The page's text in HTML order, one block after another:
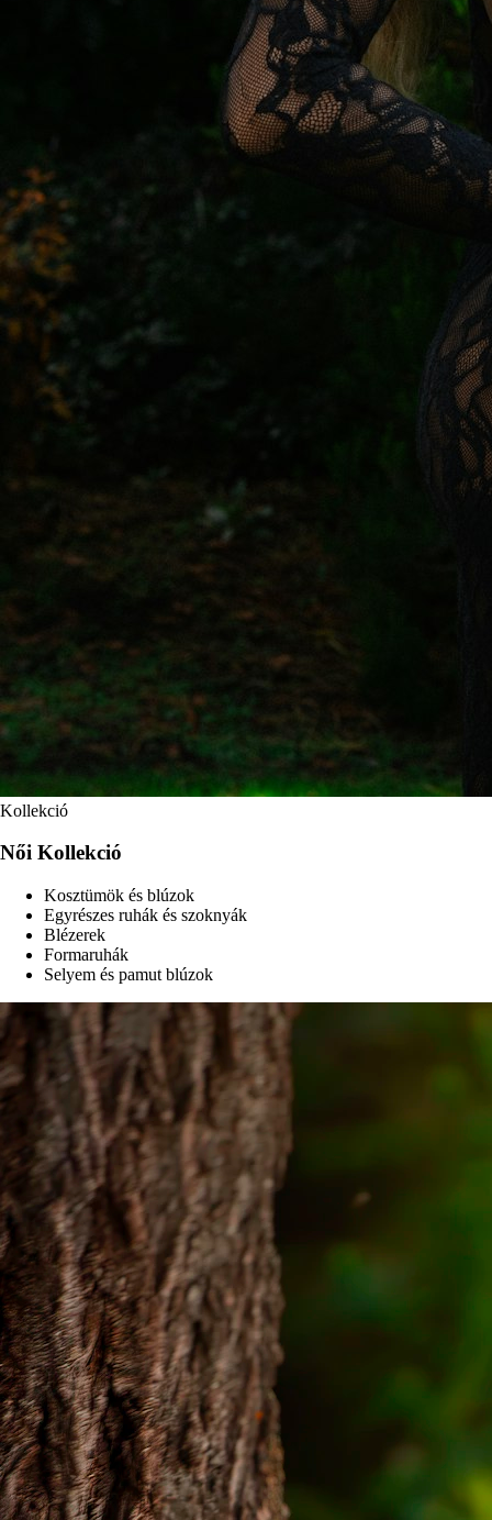
Kollekció
Női Kollekció
Kosztümök és blúzok
Egyrészes ruhák és szoknyák
Blézerek
Formaruhák
Selyem és pamut blúzok